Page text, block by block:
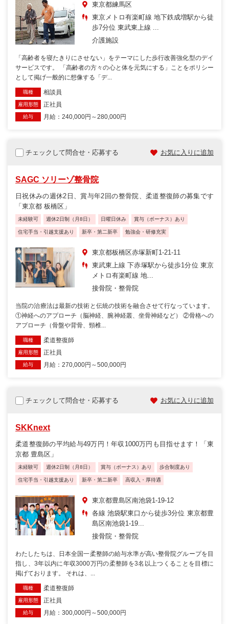
東京都練馬区
東京メトロ有楽町線 地下鉄成増駅から徒
歩7分位 東武東上線 ...
介護施設
「高齢者を寝たきりにさせない」をテーマにした歩行改善強化型のデイ
サービスです。 「高齢者の方々の心と体を元気にする」ことをポリシー
として掲げ一般的に想像する「デ...
職種 相談員
雇用形態 正社員
給与 月給：240,000円～280,000円
チェックして問合せ・応募する お気に入りに追加
SAGC ソリーゾ整骨院
日祝休みの週休2日、賞与年2回の整骨院、柔道整復師の募集です
「東京都 板橋区」
未経験可 週休2日制（月8日） 日曜日休み 賞与（ボーナス）あり
住宅手当・引越支援あり 新卒・第二新卒 勉強会・研修充実
東京都板橋区赤塚新町1-21-11
東武東上線 下赤塚駅から徒歩1分位 東京
メトロ有楽町線 地...
接骨院・整骨院
当院の治療法は最新の技術と伝統の技術を融合させて行なっています。
①神経へのアプローチ（脳神経、腕神経叢、坐骨神経など） ②骨格への
アプローチ（骨盤や背骨、頸椎...
職種 柔道整復師
雇用形態 正社員
給与 月給：270,000円～500,000円
チェックして問合せ・応募する お気に入りに追加
SKKnext
柔道整復師の平均給与49万円！年収1000万円も目指せます！「東
京都 豊島区」
未経験可 週休2日制（月8日） 賞与（ボーナス）あり 歩合制度あり
住宅手当・引越支援あり 新卒・第二新卒 高収入・厚待遇
東京都豊島区南池袋1-19-12
各線 池袋駅東口から徒歩3分位 東京都豊
島区南池袋1-19...
接骨院・整骨院
わたしたちは、日本全国一柔整師の給与水準が高い整骨院グループを目
指し、3年以内に年収3000万円の柔整師を3名以上つくることを目標に
掲げております。 それは、...
職種 柔道整復師
雇用形態 正社員
給与 月給：300,000円～500,000円